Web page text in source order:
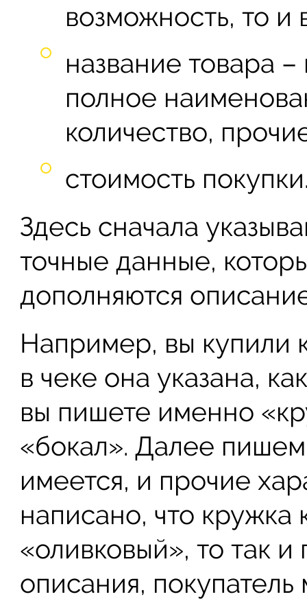
возможность, то и
название товара
полное
количество,
стоимость
Здесь сначала
точные данные,
дополняются
Например, вы купили
в чеке она указана,
вы пишете именно
«бокал». Далее
имеется, и прочие
написано, что кружка
«оливковый», то так
описания,